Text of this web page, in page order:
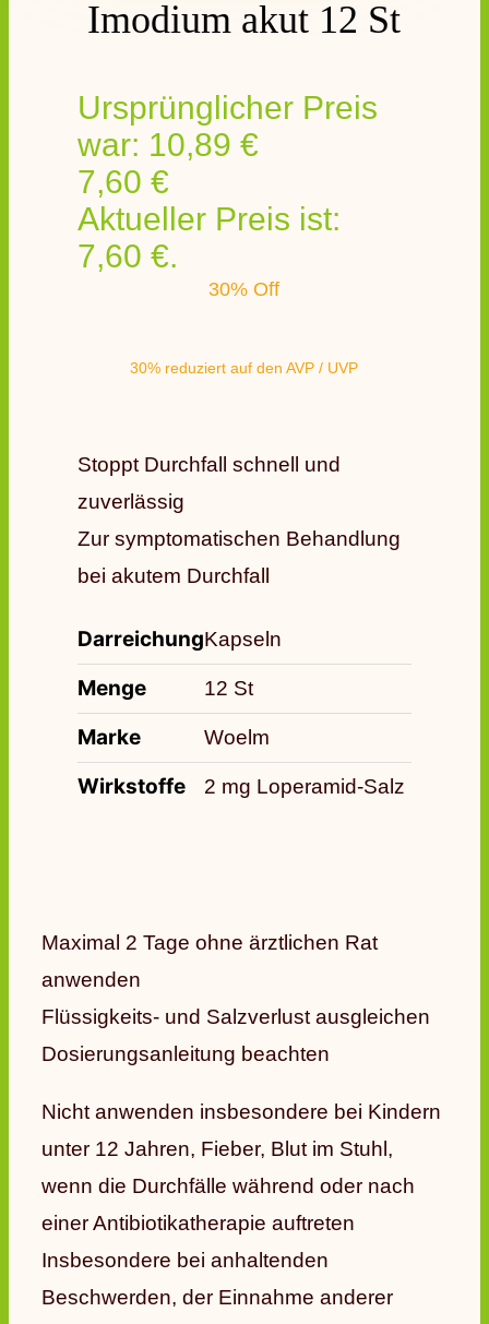
Imodium akut 12 St
Ursprünglicher Preis
war: 10,89 €
7,60 €
Aktueller Preis ist:
7,60 €.
30% Off
30% reduziert auf den AVP / UVP
Stoppt Durchfall schnell und
zuverlässig
Zur symptomatischen Behandlung
bei akutem Durchfall
DarreichungKapseln
Menge 12 St
Marke Woelm
Wirkstoffe 2 mg Loperamid-Salz
Maximal 2 Tage ohne ärztlichen Rat
anwenden
Flüssigkeits- und Salzverlust ausgleichen
Dosierungsanleitung beachten
Nicht anwenden insbesondere bei Kindern
unter 12 Jahren, Fieber, Blut im Stuhl,
wenn die Durchfälle während oder nach
einer Antibiotikatherapie auftreten
Insbesondere bei anhaltenden
Beschwerden, der Einnahme anderer